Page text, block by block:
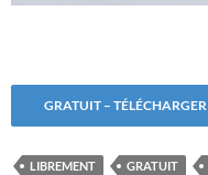
GRATUIT – TÉLÉCHARGER
LIBREMENT GRATUIT